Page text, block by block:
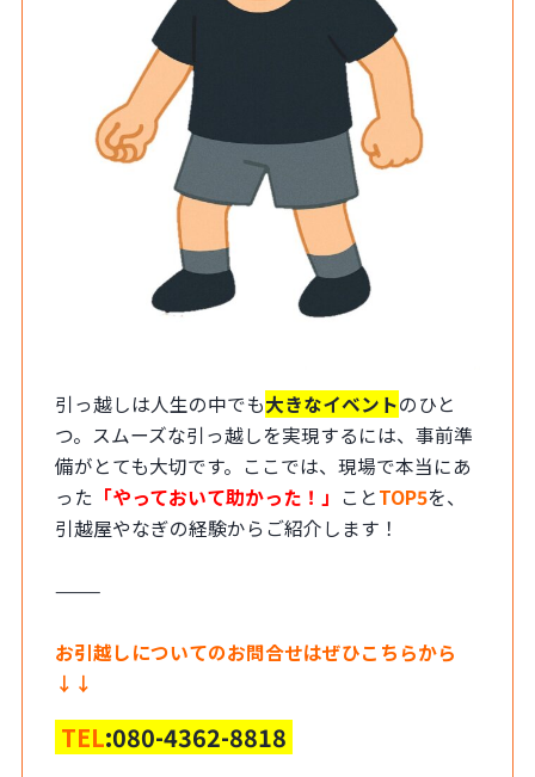
引っ越しは人生の中でも大きなイベントのひと
つ。スムーズな引っ越しを実現するには、事前準
備がとても大切です。ここでは、現場で本当にあ
った 「やっておいて助かった！」 ことTOP5を、
引越屋やなぎの経験からご紹介します！
⸻
お引越しについてのお問合せはぜひこちらから
↓↓
TEL:080-4362-8818